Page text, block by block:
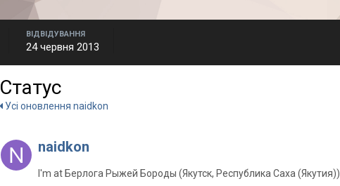
ВІДВІДУВАННЯ
24 червня 2013
Статус
Усі оновлення naidkon
naidkon
I'm at Берлога Рыжей Бороды (Якутск, Республика Саха (Якутия))